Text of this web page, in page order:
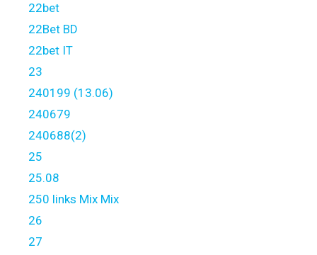
22bet
22Bet BD
22bet IT
23
240199 (13.06)
240679
240688(2)
25
25.08
250 links Mix Mix
26
27